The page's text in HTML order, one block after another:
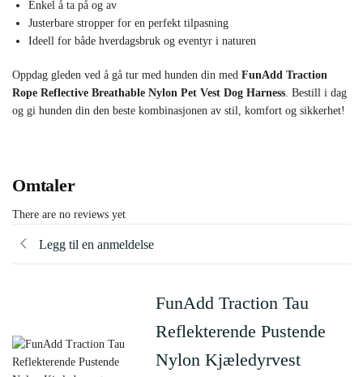
Enkel å ta på og av
Justerbare stropper for en perfekt tilpasning
Ideell for både hverdagsbruk og eventyr i naturen
Oppdag gleden ved å gå tur med hunden din med FunAdd Traction
Rope Reflective Breathable Nylon Pet Vest Dog Harness . Bestill i dag
og gi hunden din den beste kombinasjonen av stil, komfort og sikkerhet!
Omtaler
There are no reviews yet
Legg til en anmeldelse
FunAdd Traction Tau
Reflekterende Pustende
Nylon Kjæledyrvest